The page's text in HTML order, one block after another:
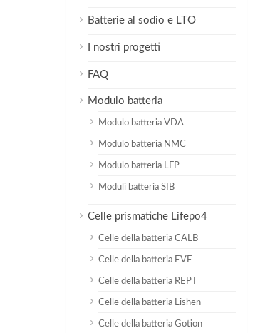
Batterie al sodio e LTO
I nostri progetti
FAQ
Modulo batteria
Modulo batteria VDA
Modulo batteria NMC
Modulo batteria LFP
Moduli batteria SIB
Celle prismatiche Lifepo4
Celle della batteria CALB
Celle della batteria EVE
Celle della batteria REPT
Celle della batteria Lishen
Celle della batteria Gotion